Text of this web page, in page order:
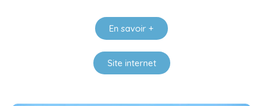
En savoir +
Site internet